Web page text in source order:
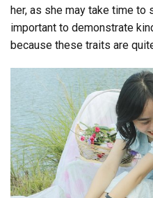
her, as she may take time to
important to demonstrate
because these traits are